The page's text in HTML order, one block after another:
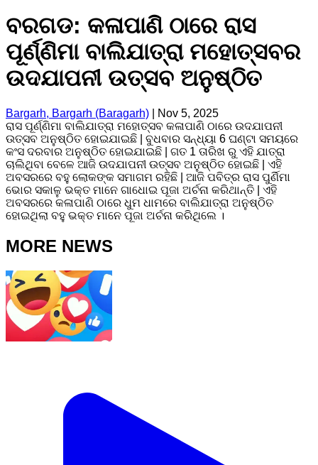
ବରଗଡ: କଳାପାଣି ଠାରେ ରାସ
ପୂର୍ଣ୍ଣିମା ବାଲିଯାତ୍ରା ମହୋତ୍ସବର
ଉଦଯାପନୀ ଉତ୍ସବ ଅନୁଷ୍ଠିତ
Bargarh, Bargarh (Baragarh)
Nov 5, 2025
ରାସ ପୂର୍ଣ୍ଣିମା ବାଲିଯାତ୍ରା ମହୋତ୍ସବ କଳାପାଣି ଠାରେ ଉଦଯାପନୀ
ଉତ୍ସବ ଅନୁଷ୍ଠିତ ହୋଇଯାଇଛି | ବୁଧବାର ସନ୍ଧ୍ୟା 6 ଘଣ୍ଟା ସମୟରେ
କଂସ ଦରବାର ଅନୁଷ୍ଠିତ ହୋଇଯାଇଛି | ଗତ 1 ତାରିଖ ରୁ ଏହି ଯାତ୍ରା
ଚାଲିଥିବା ବେଳେ ଆଜି ଉଦଯାପନୀ ଉତ୍ସବ ଅନୁଷ୍ଠିତ ହୋଇଛି | ଏହି
ଅବସରରେ ବହୁ ଲୋକଙ୍କ ସମାଗମ ରହିଛି | ଆଜି ପବିତ୍ର ରାସ ପୁର୍ଣିମା
ଭୋର ସକାଳୁ ଭକ୍ତ ମାନେ ଗାଧୋଇ ପୂଜା ଅର୍ଚନା କରିଥାନ୍ତି | ଏହି
ଅବସରରେ କଳାପାଣି ଠାରେ ଧୁମ ଧାମରେ ବାଲିଯାତ୍ରା ଅନୁଷ୍ଠିତ
ହୋଇଥିଲା ବହୁ ଭକ୍ତ ମାନେ ପୂଜା ଅର୍ଚନା କରିଥିଲେ ।
MORE NEWS